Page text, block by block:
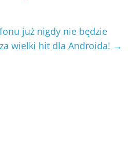
już nigdy nie będzie
wielki hit dla Androida! →